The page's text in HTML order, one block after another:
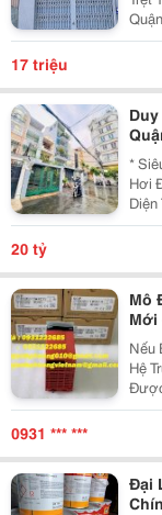
17 triệu
*
Hơi
Diện
C4. -
20 tỷ
Mô
Mới
Nếu
Hệ
Được
Chi
0931 *** ***
Đại